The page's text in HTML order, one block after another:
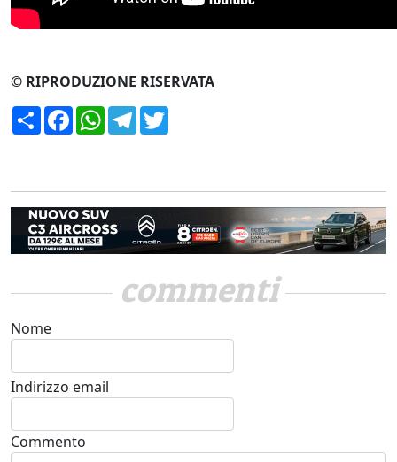
© RIPRODUZIONE RISERVATA
CondividiFacebookWhatsApp
Telegram
commenti
Nome
Indirizzo email
Commento